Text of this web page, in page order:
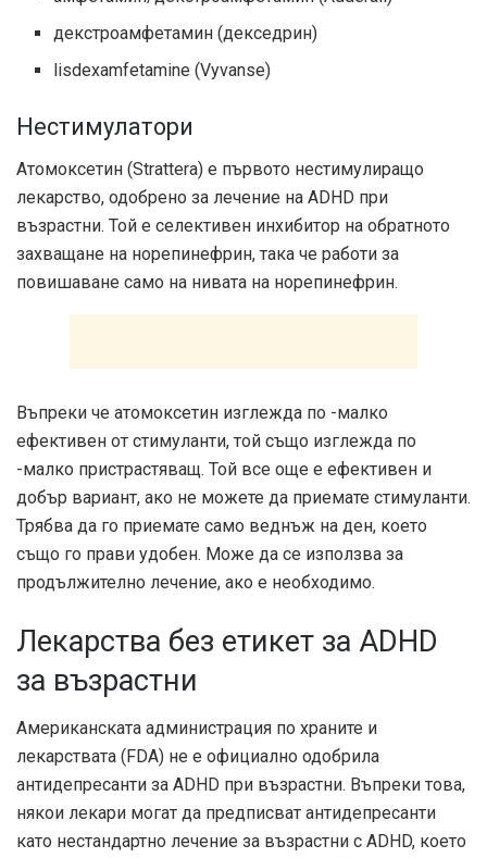
декстроамфетамин (декседрин)
lisdexamfetamine (Vyvanse)
Нестимулатори
Атомоксетин (Strattera) е първото нестимулиращо
лекарство, одобрено за лечение на ADHD при
възрастни. Той е селективен инхибитор на обратното
захващане на норепинефрин, така че работи за
повишаване само на нивата на норепинефрин.
Въпреки че атомоксетин изглежда по -малко
ефективен от стимуланти, той също изглежда по
-малко пристрастяващ. Той все още е ефективен и
добър вариант, ако не можете да приемате стимуланти.
Трябва да го приемате само веднъж на ден, което
също го прави удобен. Може да се използва за
продължително лечение, ако е необходимо.
Лекарства без етикет за ADHD
за възрастни
Американската администрация по храните и
лекарствата (FDA) не е официално одобрила
антидепресанти за ADHD при възрастни. Въпреки това,
някои лекари могат да предписват антидепресанти
като нестандартно лечение за възрастни с ADHD, което